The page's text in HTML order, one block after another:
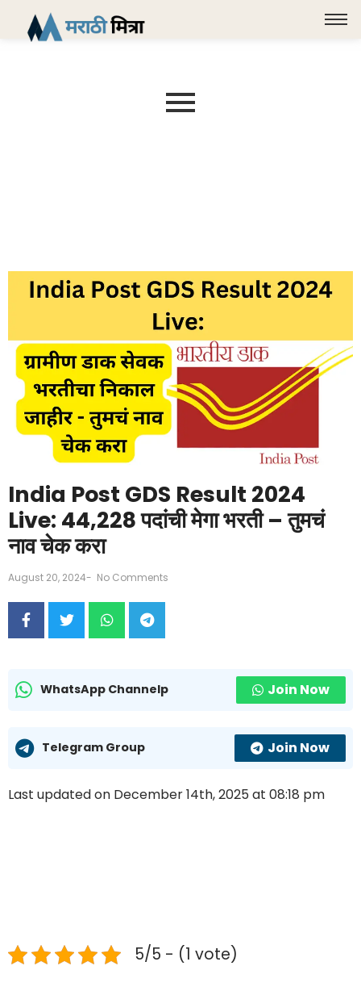
India Post GDS Result 2024
Live: 44,228 पदांची मेगा भरती – तुमचं
नाव चेक करा
August 20, 2024- No Comments
WhatsApp Channelp Join Now
Telegram Group Join Now
Last updated on December 14th, 2025 at 08:18 pm
5/5 - (1 vote)